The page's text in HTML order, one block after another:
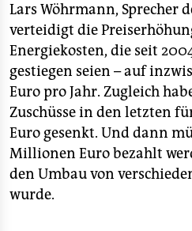
Lars Wöhrmann, Sprecher
verteidigt die
Energiekosten, die seit
gestiegen seien – auf
Euro pro Jahr. Zugleich
Zuschüsse in den letzten
Euro gesenkt. Und dann
Millionen Euro bezahlt
den Umbau von
wurde.